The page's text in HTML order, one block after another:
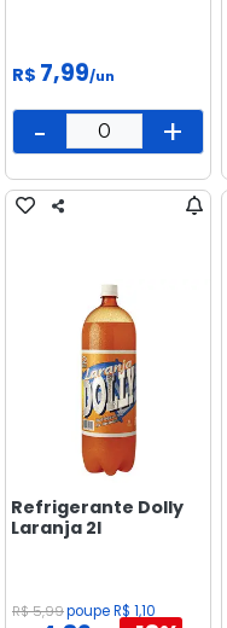
R$ 7,99/un
- +
Refrigerante Dolly
Laranja 2l
R$ 5,99poupe R$ 1,10